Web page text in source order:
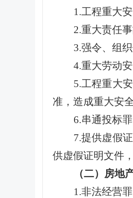
1.工程重大
2.重大责任
3.强令、组
4.重大劳动
5.工程重大
准，造成重大安全
6.串通投标
7.提供虚假
供虚假证明文件
（二）房地
1.非法经营